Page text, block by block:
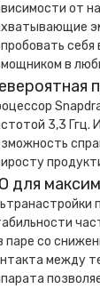
от
в
3,3 Ггц.
для
паре со
между